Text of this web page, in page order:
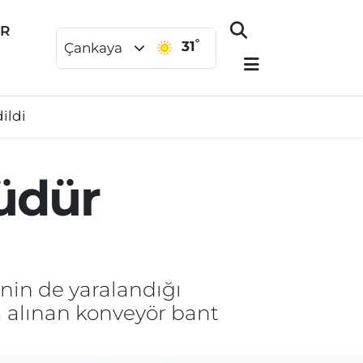
Çankaya 31°
de yaralandığı
konveyör bant